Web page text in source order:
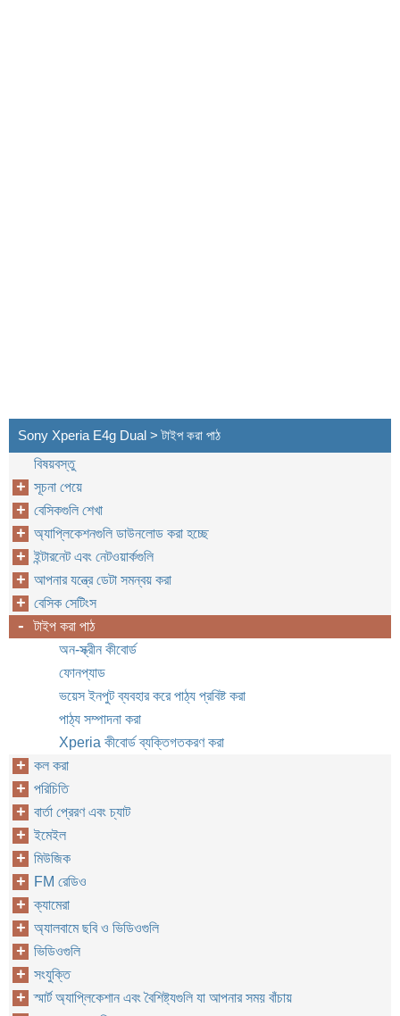
Sony Xperia E4g Dual > টাইপ করা পাঠ
বিষয়বস্তু
সূচনা পেয়ে
বেসিকগুলি শেখা
অ্যাপ্লিকেশনগুলি ডাউনলোড করা হচ্ছে
ইন্টারনেট এবং নেটওয়ার্কগুলি
আপনার যন্ত্রে ডেটা সমন্বয় করা
বেসিক সেটিংস
টাইপ করা পাঠ
অন-স্ক্রীন কীবোর্ড
ফোনপ্যাড
ভয়েস ইনপুট ব্যবহার করে পাঠ্য প্রবিষ্ট করা
পাঠ্য সম্পাদনা করা
Xperia কীবোর্ড ব্যক্তিগতকরণ করা
কল করা
পরিচিতি
বার্তা প্রেরণ এবং চ্যাট
ইমেইল
মিউজিক
FM রেডিও
ক্যামেরা
অ্যালবামে ছবি ও ভিডিওগুলি
ভিডিওগুলি
সংযুক্তি
স্মার্ট অ্যাপ্লিকেশান এবং বৈশিষ্ট্যগুলি যা আপনার সময় বাঁচায়